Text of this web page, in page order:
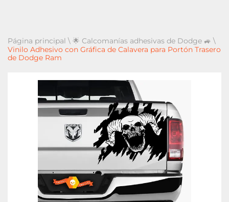
Página principal \ 🌟 Calcomanías adhesivas de Dodge 🚙 \
Vinilo Adhesivo con Gráfica de Calavera para Portón Trasero
de Dodge Ram